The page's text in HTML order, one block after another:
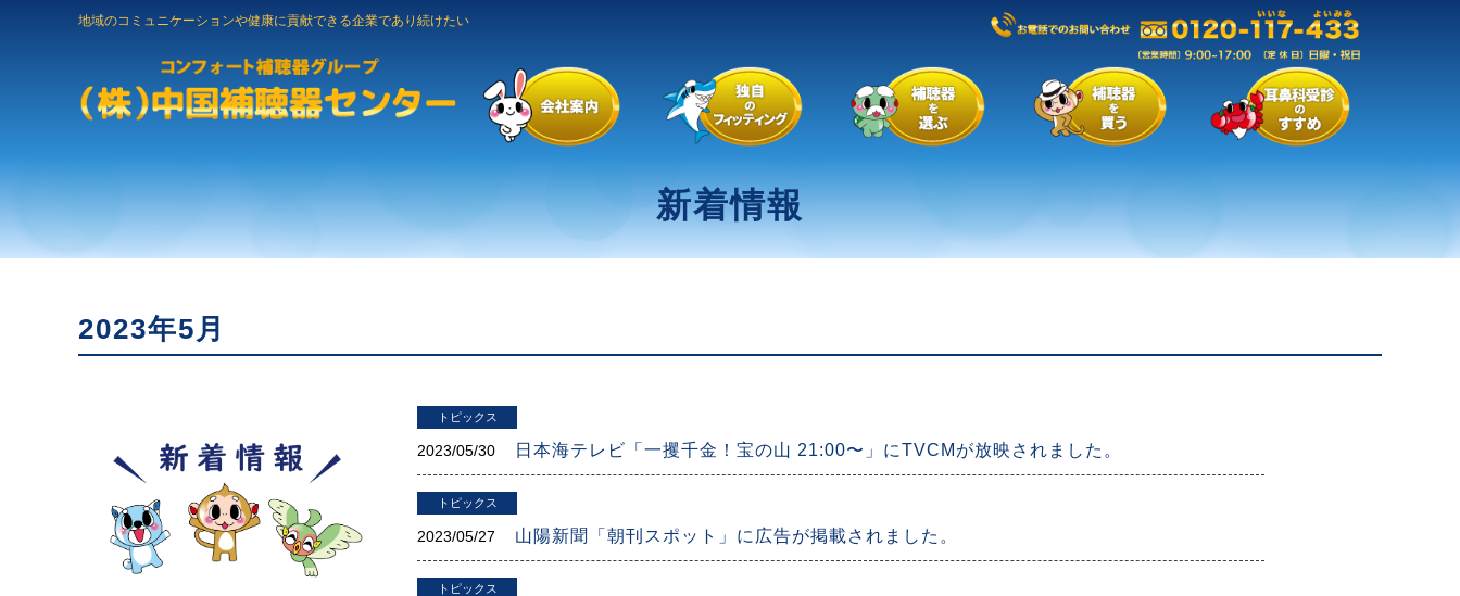
地域のコミュニケーションや健康に貢献できる企業であり続けたい
新着情報
2023年5月
トピックス
2023/05/30 日本海テレビ「一攫千金！宝の山 21:00〜」にTVCMが放映されました。
トピックス
2023/05/27 山陽新聞「朝刊スポット」に広告が掲載されました。
トピックス